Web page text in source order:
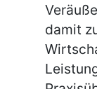
damit